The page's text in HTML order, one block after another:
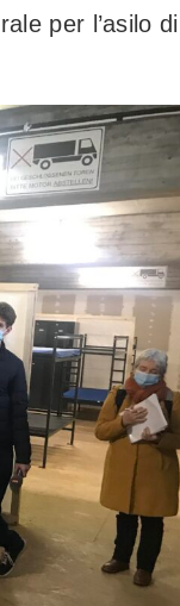
per l’asilo di